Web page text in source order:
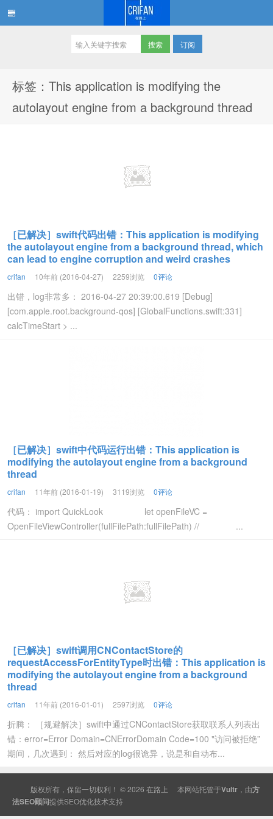
订阅
标签：This application is modifying the
autolayout engine from a background thread
［已解决］swift代码出错：This application is modifying
the autolayout engine from a background thread, which
can lead to engine corruption and weird crashes
crifan 10年前 (2016-04-27) 2259浏览 0评论
出错，log非常多： 2016-04-27 20:39:00.619 [Debug]
[com.apple.root.background-qos] [GlobalFunctions.swift:331]
calcTimeStart > ...
［已解决］swift中代码运行出错：This application is
modifying the autolayout engine from a background
thread
crifan 11年前 (2016-01-19) 3119浏览 0评论
代码： import QuickLook let openFileVC =
OpenFileViewController(fullFilePath:fullFilePath) // ...
［已解决］swift调用CNContactStore的
requestAccessForEntityType时出错：This application is
modifying the autolayout engine from a background
thread
crifan 11年前 (2016-01-01) 2597浏览 0评论
折腾： ［规避解决］swift中通过CNContactStore获取联系人列表出
错：error=Error Domain=CNErrorDomain Code=100 "访问被拒绝”
期间，几次遇到： 然后对应的log很诡异，说是和自动布...
版权所有，保留一切权利！ © 2026 在路上 本网站托管于Vultr ，由方
法SEO顾问提供SEO优化技术支持